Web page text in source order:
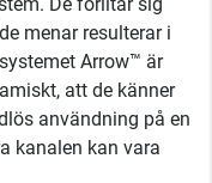
menar resulterar i
Arrow™ är
att de känner
användning på en
kanalen kan vara